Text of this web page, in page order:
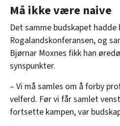
Må ikke være naive
Det samme budskapet
Rogalandskonferansen, og
Bjørnar Moxnes fikk han
synspunkter.
– Vi må samles om å forby
velferd. Før vi får samlet
fortsette kampen, var